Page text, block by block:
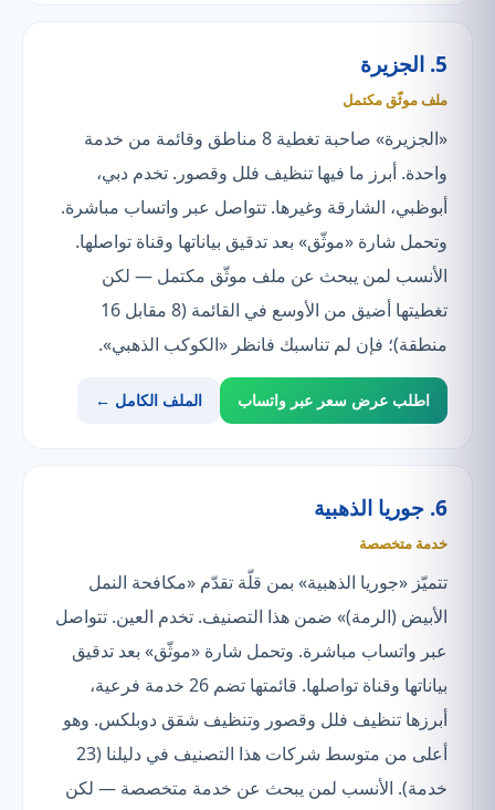
5. الجزيرة
ملف موثّق مكتمل
«الجزيرة» صاحبة تغطية 8 مناطق وقائمة من خدمة
واحدة. أبرز ما فيها تنظيف فلل وقصور. تخدم دبي،
أبوظبي، الشارقة وغيرها. تتواصل عبر واتساب مباشرة.
وتحمل شارة «موثّق» بعد تدقيق بياناتها وقناة تواصلها.
الأنسب لمن يبحث عن ملف موثّق مكتمل — لكن
تغطيتها أضيق من الأوسع في القائمة (8 مقابل 16
منطقة)؛ فإن لم تناسبك فانظر «الكوكب الذهبي».
اطلب عرض سعر عبر واتساب الملف الكامل ←
6. جوريا الذهبية
خدمة متخصصة
تتميّز «جوريا الذهبية» بمن قلّة تقدّم «مكافحة النمل
الأبيض (الرمة)» ضمن هذا التصنيف. تخدم العين. تتواصل
عبر واتساب مباشرة. وتحمل شارة «موثّق» بعد تدقيق
بياناتها وقناة تواصلها. قائمتها تضم 26 خدمة فرعية،
أبرزها تنظيف فلل وقصور وتنظيف شقق دوبلكس. وهو
أعلى من متوسط شركات هذا التصنيف في دليلنا (23
خدمة). الأنسب لمن يبحث عن خدمة متخصصة — لكن